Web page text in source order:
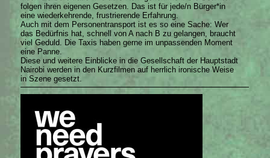
folgen ihren eigenen Gesetzen. Das ist für jede/n Bürger*in
eine wiederkehrende, frustrierende Erfahrung.
Auch mit dem Personentransport ist es so eine Sache: Wer
das Bedürfnis hat, schnell von A nach B zu gelangen, braucht
viel Geduld. Die Taxis haben gerne im unpassenden Moment
eine Panne.
Diese und weitere Einblicke in die Gesellschaft der Hauptstadt
Nairobi werden in den Kurzfilmen auf herrlich ironische Weise
in Szene gesetzt.